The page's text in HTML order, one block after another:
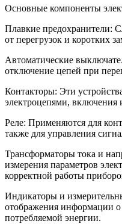
Основные компоненты
Плавкие предохранители:
от перегрузок и коротких
Автоматические
отключение цепей при
Контакторы: Эти
электроцепями, включения
Реле: Применяются для
также для управления
Трансформаторы тока и
измерения параметров
корректной работы
Индикаторы и
отображения информации о
потребляемой энергии.